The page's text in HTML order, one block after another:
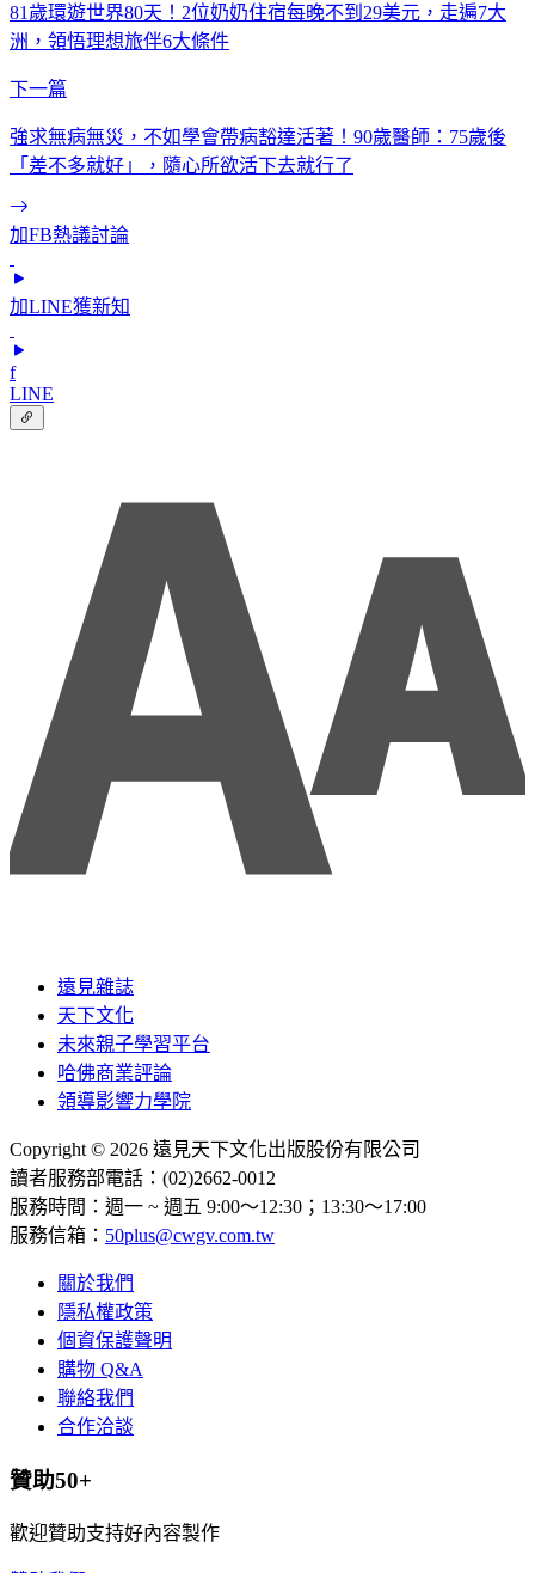
81歲環遊世界80天！2位奶奶住宿每晚不到29美元，走遍7大
洲，領悟理想旅伴6大條件
下一篇
強求無病無災，不如學會帶病豁達活著！90歲醫師：75歲後
「差不多就好」，隨心所欲活下去就行了
加FB熱議討論
加LINE獲新知
f
LINE
遠見雜誌
天下文化
未來親子學習平台
哈佛商業評論
領導影響力學院
Copyright © 2026 遠見天下文化出版股份有限公司
讀者服務部電話：(02)2662-0012
服務時間：週一 ~ 週五 9:00～12:30；13:30～17:00
服務信箱： 50plus@cwgv.com.tw
關於我們
隱私權政策
個資保護聲明
購物 Q&A
聯絡我們
合作洽談
贊助50+
歡迎贊助支持好內容製作